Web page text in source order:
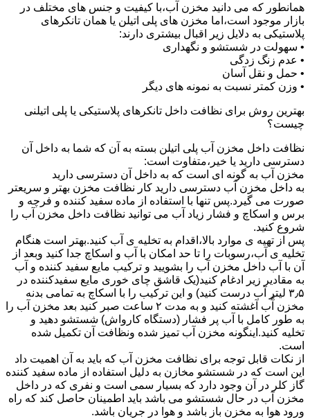
همانطور که می دانید مخزن آب،با کیفیت و جنس های مختلف در
بازار موجود است،اما مخزن های پلی اتیلن یا همان تانکرهای
پلاستیکی به دلایل زیر اقبال بیشتری دارند:
• سهولت در شستشو و نگهداری
• عدم زنگ زدگی
• حمل و نقل آسان
• وزن کمتر نسبت به نمونه های دیگر
بهترین روش برای نظافت داخل تانکرهای پلاستیکی یا پلی اتیلنی
چیست؟
نظافت داخل مخزن آب پلی اتیلن بسته به آن که شما به داخل آن
دسترسی دارید یا خیر،متفاوت است:
مخزن آب به گونه ای است که به داخل آن دسترسی دارید
به داخل مخزن آب دسترسی دارید کار نظافت مخزن بهتر و سریعتر
صورت می گیرد.پس تنها با استفاده از ماده سفید کننده و فرچه و
برس و اسکاچ و فشار زیاد آب می توانید نظافت داخل مخزن آب را
شروع کنید.
پس از تهیه ی موارد بالا،اقدام به تخلیه ی آب کنید.بهتر است هنگام
تخلیه ی آب،رسوبات را تا حد امکان با آب و اسکاچ جدا کنید وبعد از
آن با آب داخل مخزن آب را بشویید و ترکیب مایع سفید کننده و آب
به مقادیر زیر ادغام کنید(یک قاشق چای خوری مایع سفیدکننده در
۳٫۵ لیتر آب درست کنید) و این ترکیب را با اسکاچ به تمامی بدنه
مخزن آّب آغشته کنید و به مدت ۲ ساعت صبر کنید بعد مخزن آب را
به طور کامل با آب پر فشار (دستگاه کارواش) شستشو دهید و
تخلیه کنید.اینگونه مخزن آب تمیز شده ونظافت آن تکمیل شده
است.
از نکات قابل توجه برای نظافت مخزن آب که باید به آن اهمیت داد
این است که در شستشو مخازن به دلیل استفاده از ماده سفید کننده
گاز کلر در آن وجود دارد که بسیار سمی است و نفری که در داخل
مخزن آب در حال شستشو می باشد باید اطمینان حاصل کند که راه
ورود هوا به مخزن باز باشد و هوا در جریان باشد.